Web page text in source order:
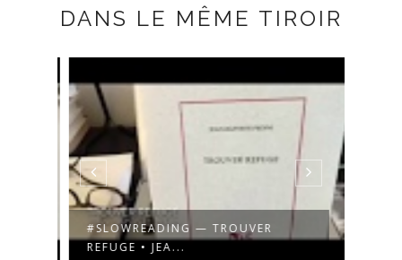
DANS LE MÊME TIROIR
#SLOWREADING — TROUVER
REFUGE • JEA...